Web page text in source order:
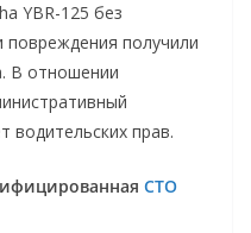
YBR-125 без
повреждения получили
В отношении
водительских прав.
СТО